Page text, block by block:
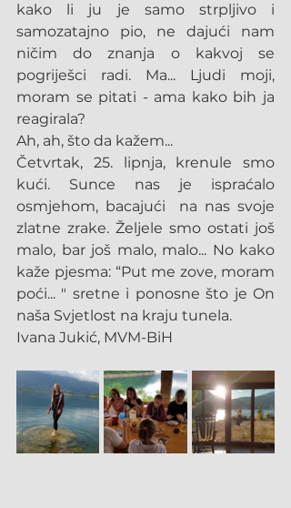
kako li ju je samo strpljivo i
samozatajno pio, ne dajući nam
ničim do znanja o kakvoj se
pogriješci radi. Ma... Ljudi moji,
moram se pitati - ama kako bih ja
reagirala?
Ah, ah, što da kažem...
Četvrtak, 25. lipnja, krenule smo
kući. Sunce nas je ispraćalo
osmjehom, bacajući  na nas svoje
zlatne zrake. Željele smo ostati još
malo, bar još malo, malo... No kako
kaže pjesma: “Put me zove, moram
poći... " sretne i ponosne što je On
naša Svjetlost na kraju tunela.
Ivana Jukić, MVM-BiH